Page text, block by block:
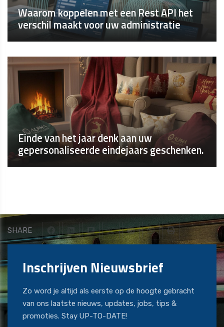
SHARE
Waarom koppelen met een Rest API het
verschil maakt voor uw administratie
Einde van het jaar denk aan uw
gepersonaliseerde eindejaars geschenken.
Inschrijven Nieuwsbrief
Zo word je altijd als eerste op de hoogte gebracht
van ons laatste nieuws, updates, jobs, tips &
promoties. Stay UP-TO-DATE!